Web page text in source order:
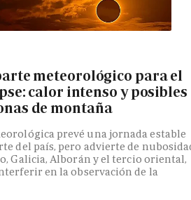
meteorológico para el
calor intenso y posibles
de montaña
prevé una jornada estable
del país, pero advierte de
Galicia, Alborán y el tercio oriental,
en la observación de la